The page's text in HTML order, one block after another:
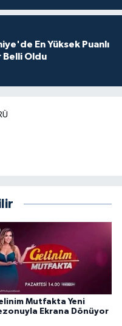
En Yüksek Puanlı
Belli Oldu
Mutfakta Yeni
Ekrana Dönüyor